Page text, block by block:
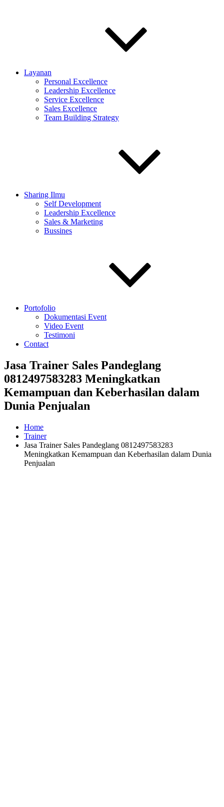
Layanan
Personal Excellence
Leadership Excellence
Service Excellence
Sales Excellence
Team Building Strategy
Sharing Ilmu
Self Development
Leadership Excellence
Sales & Marketing
Bussines
Portofolio
Dokumentasi Event
Video Event
Testimoni
Contact
Jasa Trainer Sales Pandeglang
0812497583283 Meningkatkan
Kemampuan dan Keberhasilan dalam
Dunia Penjualan
Home
Trainer
Jasa Trainer Sales Pandeglang 0812497583283
Meningkatkan Kemampuan dan Keberhasilan dalam Dunia
Penjualan